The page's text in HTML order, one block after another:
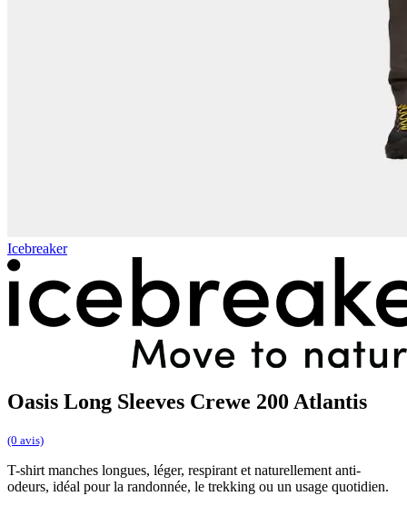
Icebreaker
Oasis Long Sleeves Crewe 200 Atlantis
(0 avis)
T-shirt manches longues, léger, respirant et naturellement anti-
odeurs, idéal pour la randonnée, le trekking ou un usage quotidien.